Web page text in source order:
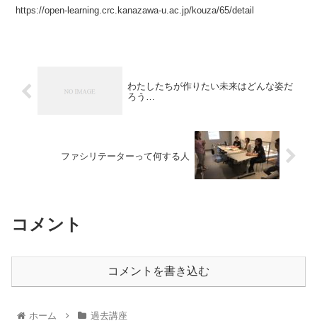
https://open-learning.crc.kanazawa-u.ac.jp/kouza/65/detail
わたしたちが作りたい未来はどんな姿だ
ろう…
ファシリテーターって何する人
コメント
コメントを書き込む
ホーム 過去講座